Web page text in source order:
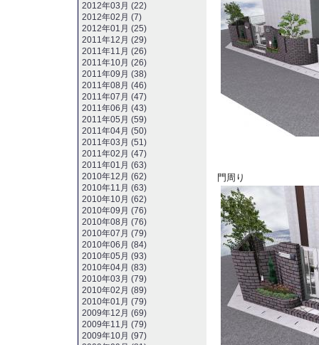
門周り
2012年03月 (22)
2012年02月 (7)
2012年01月 (25)
2011年12月 (29)
2011年11月 (26)
2011年10月 (26)
2011年09月 (38)
2011年08月 (46)
2011年07月 (47)
2011年06月 (43)
2011年05月 (59)
2011年04月 (50)
2011年03月 (51)
2011年02月 (47)
2011年01月 (63)
2010年12月 (62)
2010年11月 (63)
2010年10月 (62)
2010年09月 (76)
2010年08月 (76)
2010年07月 (79)
2010年06月 (84)
2010年05月 (93)
2010年04月 (83)
2010年03月 (79)
2010年02月 (89)
2010年01月 (79)
2009年12月 (69)
2009年11月 (79)
2009年10月 (97)